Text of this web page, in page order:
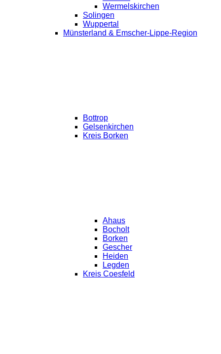
Wermelskirchen
Solingen
Wuppertal
Münsterland & Emscher-Lippe-Region
Bottrop
Gelsenkirchen
Kreis Borken
Ahaus
Bocholt
Borken
Gescher
Heiden
Legden
Kreis Coesfeld